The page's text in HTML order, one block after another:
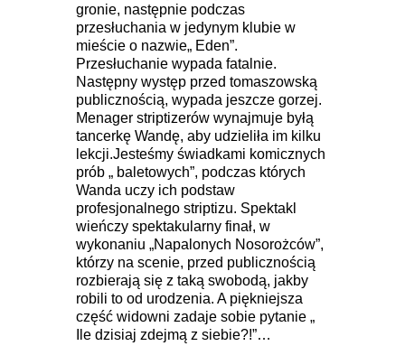
gronie, następnie podczas
przesłuchania w jedynym klubie w
mieście o nazwie„ Eden”.
Przesłuchanie wypada fatalnie.
Następny występ przed tomaszowską
publicznością, wypada jeszcze gorzej.
Menager striptizerów wynajmuje byłą
tancerkę Wandę, aby udzieliła im kilku
lekcji.Jesteśmy świadkami komicznych
prób „ baletowych”, podczas których
Wanda uczy ich podstaw
profesjonalnego striptizu. Spektakl
wieńczy spektakularny finał, w
wykonaniu „Napalonych Nosorożców”,
którzy na scenie, przed publicznością
rozbierają się z taką swobodą, jakby
robili to od urodzenia. A piękniejsza
część widowni zadaje sobie pytanie „
Ile dzisiaj zdejmą z siebie?!”…